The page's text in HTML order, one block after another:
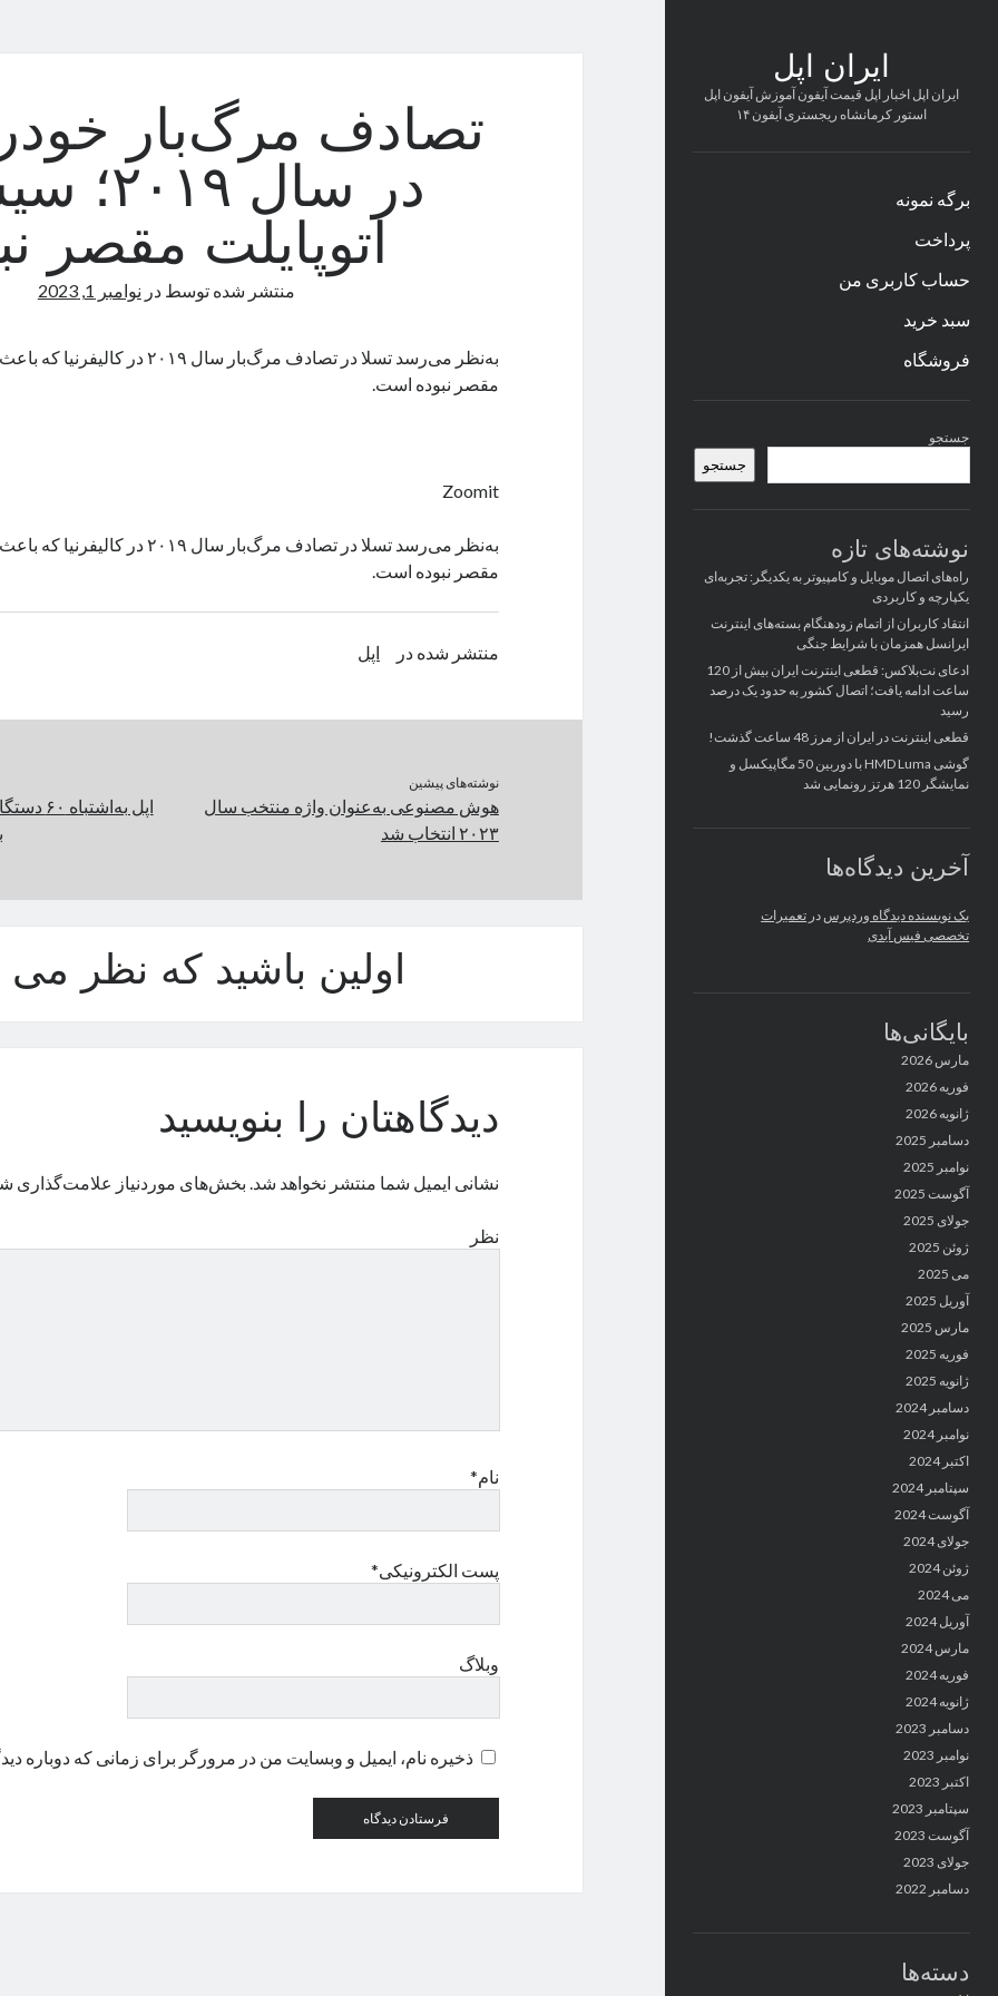
ایران اپل
ایران اپل اخبار اپل قیمت آیفون آموزش آیفون اپل
استور کرمانشاه ریجستری آیفون ۱۴
برگه نمونه
پرداخت
حساب کاربری من
سبد خرید
فروشگاه
کناری
جستجو
جستجو
نوشته‌های تازه
راه‌های اتصال موبایل و کامپیوتر به یکدیگر: تجربه‌ای
یکپارچه و کاربردی
انتقاد کاربران از اتمام زودهنگام بسته‌های اینترنت
ایرانسل همزمان با شرایط جنگی
ادعای نت‌بلاکس: قطعی اینترنت ایران بیش از 120
ساعت ادامه یافت؛ اتصال کشور به حدود یک درصد
رسید
قطعی اینترنت در ایران از مرز 48 ساعت گذشت!
گوشی HMD Luma با دوربین 50 مگاپیکسل و
نمایشگر 120 هرتز رونمایی شد
آخرین دیدگاه‌ها
یک نویسنده دیدگاه وردپرس در تعمیرات
تخصصی فیس آیدی
بایگانی‌ها
مارس 2026
فوریه 2026
ژانویه 2026
دسامبر 2025
نوامبر 2025
آگوست 2025
جولای 2025
ژوئن 2025
می 2025
آوریل 2025
مارس 2025
فوریه 2025
ژانویه 2025
دسامبر 2024
نوامبر 2024
اکتبر 2024
سپتامبر 2024
آگوست 2024
جولای 2024
ژوئن 2024
می 2024
آوریل 2024
مارس 2024
فوریه 2024
ژانویه 2024
دسامبر 2023
نوامبر 2023
اکتبر 2023
سپتامبر 2023
آگوست 2023
جولای 2023
دسامبر 2022
دسته‌ها
تصادف مرگ‌بار
در سال
اتوپایلت مقصر
منتشر شده توسطدر نوامبر 1, 2023
به‌نظر می‌رسد تسلا در تصادف مرگ‌بار سال
مقصر نبوده است.
Zoomit
به‌نظر می‌رسد تسلا در تصادف مرگ‌بار سال
مقصر نبوده است.
منتشر شده در اپل
نوشته‌های پیشین
هوش مصنوعی به‌عنوان واژه منتخب سال
۲۰۲۳ انتخاب شد
اولین باشید که نظر می
دیدگاهتان را بنویسید
نشانی ایمیل شما منتشر نخواهد شد. بخش‌های موردنیاز علامت‌گذاری
نظر
نام*
پست الکترونیکی*
وبلاگ
ذخیره نام، ایمیل و وبسایت من در مرورگر برای زمانی که دوباره